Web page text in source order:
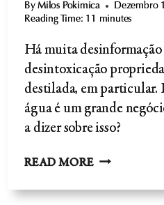
By Milos Pokimica
Dezembro
Reading Time: 11 minutes
Há muita desinformação
desintoxicação
destilada, em particular.
água é um grande
a dizer sobre isso?
READ MOREÁGUA
PARA